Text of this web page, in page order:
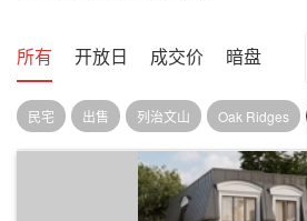
所有 开放日 成交价 暗盘
民宅 出售 列治文山 Oak Ridges